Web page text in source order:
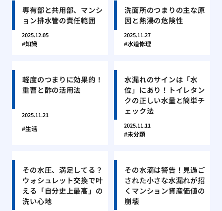
専有部と共用部、マンシ
ョン排水管の責任範囲
2025.12.05
知識
洗面所のつまりの主な原
因と熱湯の危険性
2025.11.27
水道修理
軽度のつまりに効果的！
重曹と酢の活用法
2025.11.21
生活
水漏れのサインは「水
位」にあり！トイレタン
クの正しい水量と簡単チ
ェック法
2025.11.11
未分類
その水圧、満足してる？
ウォシュレット交換で叶
える「自分史上最高」の
洗い心地
その水滴は警告！見過ご
された小さな水漏れが招
くマンション資産価値の
崩壊